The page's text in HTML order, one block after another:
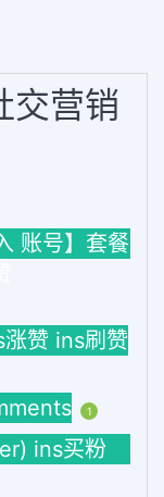
交营销
账号】套餐
赞 ins刷赞
1
ins买粉